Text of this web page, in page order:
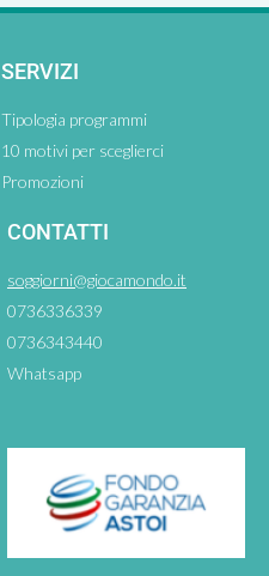
SERVIZI
Tipologia programmi
10 motivi per sceglierci
Promozioni
CONTATTI
soggiorni@giocamondo.it
0736336339
0736343440
Whatsapp